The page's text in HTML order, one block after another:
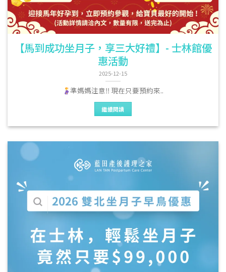
【馬到成功坐月子，享三大好禮】- 士林館優
惠活動
2025-12-15
準媽媽注意‼ 現在只要預約來..
繼續閱讀